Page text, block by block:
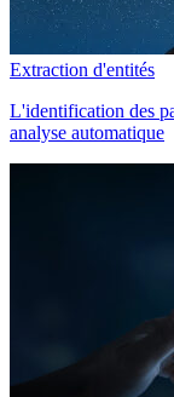
Extraction d'entités
L'identification des
analyse automatique